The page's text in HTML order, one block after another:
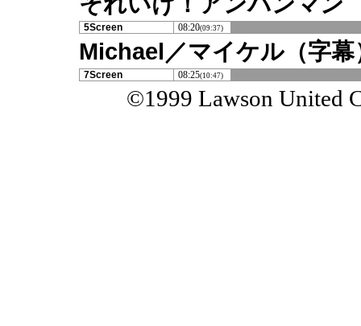
5Screen 08:20(09:37)
Michael／マイケル（字幕
7Screen 08:25(10:47)
©1999 Lawson United